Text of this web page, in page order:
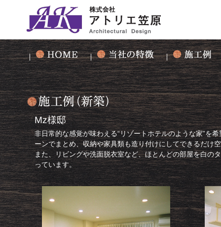
Mz様邸
非日常的な感覚が味わえる“リゾートホテルのような家”を
ーンでまとめ、収納や家具類も造り付けにしてできるだけ
また、リビングや洗面脱衣室など、ほとんどの部屋を白の
っています。